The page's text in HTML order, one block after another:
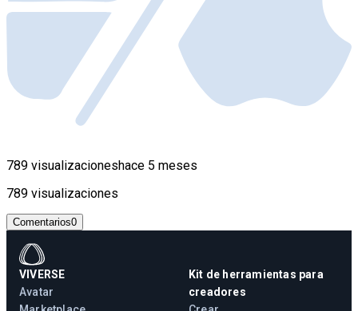
789 visualizacioneshace 5 meses
789 visualizaciones
Comentarios0
VIVERSE
Avatar
Kit de herramientas para
creadores